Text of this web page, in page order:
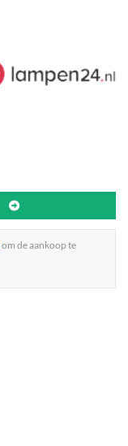
om de aankoop te